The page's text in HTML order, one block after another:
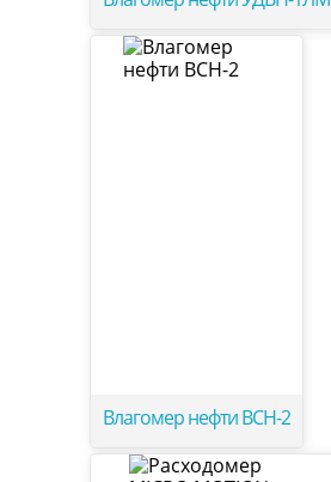
Влагомер нефти ВСН-2